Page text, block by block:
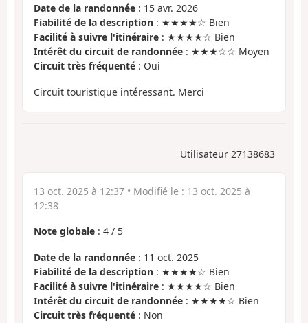
Date de la randonnée : 15 avr. 2026
Fiabilité de la description : ★★★★☆ Bien
Facilité à suivre l'itinéraire : ★★★★☆ Bien
Intérêt du circuit de randonnée : ★★★☆☆ Moyen
Circuit très fréquenté : Oui
Circuit touristique intéressant. Merci
Utilisateur 27138683
13 oct. 2025 à 12:37 • Modifié le : 13 oct. 2025 à
12:38
Note globale : 4 / 5
Date de la randonnée : 11 oct. 2025
Fiabilité de la description : ★★★★☆ Bien
Facilité à suivre l'itinéraire : ★★★★☆ Bien
Intérêt du circuit de randonnée : ★★★★☆ Bien
Circuit très fréquenté : Non